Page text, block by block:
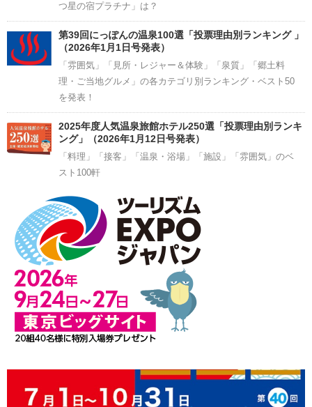
つ星の宿プラチナ」は？
第39回にっぽんの温泉100選「投票理由別ランキング 」
（2026年1月1日号発表）
「雰囲気」「見所・レジャー＆体験」「泉質」「郷土料
理・ご当地グルメ」の各カテゴリ別ランキング・ベスト50
を発表！
2025年度人気温泉旅館ホテル250選「投票理由別ランキ
ング」（2026年1月12日号発表）
「料理」「接客」「温泉・浴場」「施設」「雰囲気」のベ
スト100軒